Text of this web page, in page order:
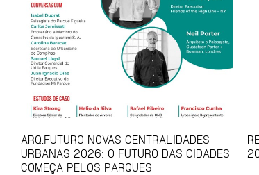
ARQ.FUTURO NOVAS CENTRALIDADES
URBANAS 2026: O FUTURO DAS CIDADES
COMEÇA PELOS PARQUES